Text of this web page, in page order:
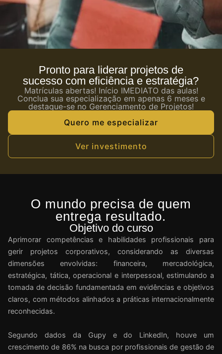
Pronto para liderar projetos de
sucesso com eficiência e estratégia?
Matrículas abertas! Início IMEDIATO das aulas!
Conclua sua especialização em apenas 6 meses e
destaque-se no Gerenciamento de Projetos!
Quero me especializar
Ver investimento
O mundo precisa de quem
entrega resultado.
Objetivo do curso
Aprimorar competências e habilidades profissionais para
gerir projetos corporativos, considerando as diversas
dimensões envolvidas: financeira, mercadológica,
estratégica, tática, operacional e interpessoal, estimulando a
tomada de decisão fundamentada em evidências e objetivos
claros, com métodos alinhados a práticas internacionalmente
reconhecidas.
Segundo dados da Gupy e do LinkedIn, houve um
crescimento de 86% na busca por profissionais de gestão de